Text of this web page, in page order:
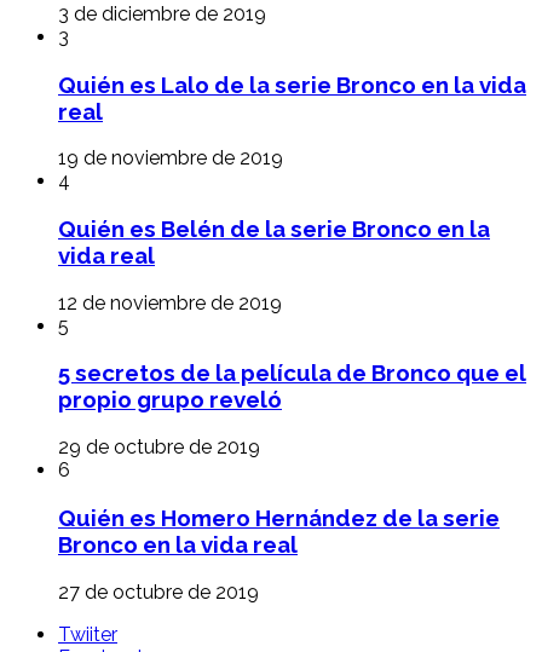
3 de diciembre de 2019
3
Quién es Lalo de la serie Bronco en la vida
real
19 de noviembre de 2019
4
Quién es Belén de la serie Bronco en la
vida real
12 de noviembre de 2019
5
5 secretos de la película de Bronco que el
propio grupo reveló
29 de octubre de 2019
6
Quién es Homero Hernández de la serie
Bronco en la vida real
27 de octubre de 2019
Twiiter